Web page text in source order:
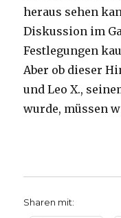
heraus sehen
Diskussion im
Festlegungen
Aber ob dieser
und Leo X.,
wurde, müssen
Sharen mit: